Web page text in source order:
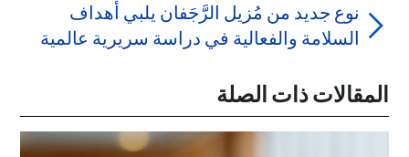
نوع جديد من مُزيل الرَّجَفان يلبي أهداف
السلامة والفعالية في دراسة سريرية عالمية
المقالات ذات الصلة